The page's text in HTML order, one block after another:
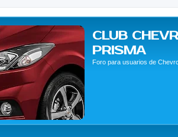
CLUB
PRISMA
Foro para usuarios de